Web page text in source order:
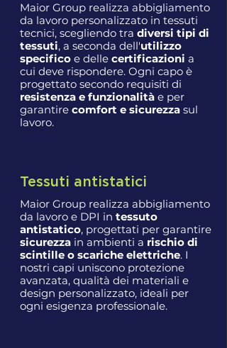
Maior Group realizza abbigliamento
da lavoro personalizzato in tessuti
tecnici, scegliendo tra diversi tipi di
tessuti, a seconda dell'utilizzo
specifico e delle certificazioni a
cui deve rispondere. Ogni capo è
progettato secondo requisiti di
resistenza e funzionalità e per
garantire comfort e sicurezza sul
lavoro.
Tessuti antistatici
Maior Group realizza abbigliamento
da lavoro e DPI in tessuto
antistatico, progettati per garantire
sicurezza in ambienti a rischio di
scintille o scariche elettriche. I
nostri capi uniscono protezione
avanzata, qualità dei materiali e
design personalizzato, ideali per
ogni esigenza professionale.